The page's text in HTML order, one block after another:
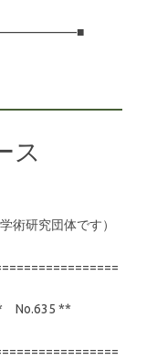
ス
術研究団体です）
No.635 **